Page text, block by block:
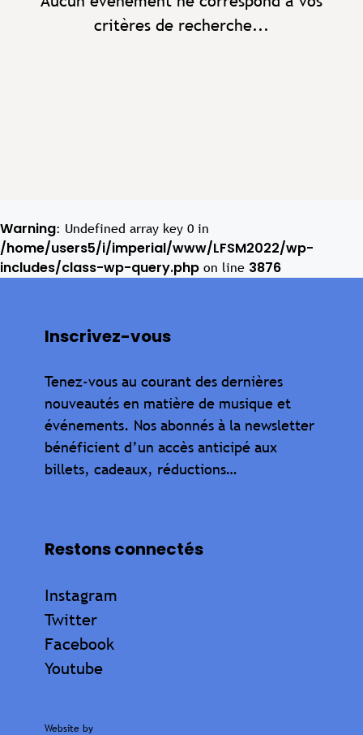
critères de recherche...
Warning: Undefined array key 0 in
/home/users5/i/imperial/www/LFSM2022/wp-
includes/class-wp-query.php on line 3876
Inscrivez-vous
Tenez-vous au courant des dernières
nouveautés en matière de musique et
événements. Nos abonnés à la newsletter
bénéficient d’un accès anticipé aux
billets, cadeaux, réductions…
Restons connectés
Instagram
Twitter
Facebook
Youtube
Website by